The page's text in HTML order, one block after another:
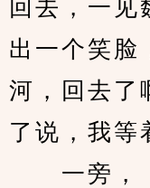
回去，一见
出一个笑脸
河，回去了
了说，我等
一旁，